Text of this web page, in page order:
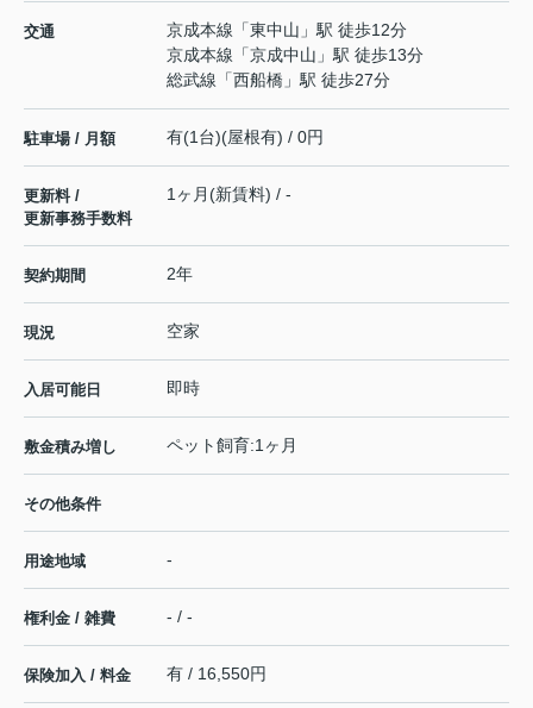
交通 京成本線 「東中山 」駅 徒歩12分
京成本線 「京成中山 」駅 徒歩13分
総武線 「西船橋 」駅 徒歩27分
駐車場 / 月額 有(1台)(屋根有) / 0円
更新料 /
更新事務手数料
1ヶ月(新賃料) / -
契約期間 2年
現況 空家
入居可能日 即時
敷金積み増し ペット飼育:1ヶ月
その他条件
用途地域 -
権利金 / 雑費 - / -
保険加入 / 料金 有 / 16,550円